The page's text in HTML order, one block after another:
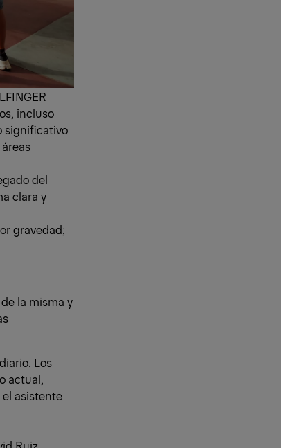
incluso
significativo
del
clara y
gravedad;
la misma y
Los
actual,
asistente